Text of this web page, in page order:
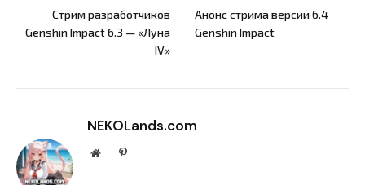
Стрим разработчиков
Genshin Impact 6.3 — «Луна
IV»
Анонс стрима версии 6.4
Genshin Impact
NEKOLands.com
WebsitePinterest